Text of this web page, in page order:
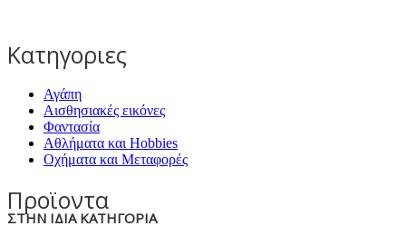
Κατηγοριες
Αγάπη
Αισθησιακές εικόνες
Φαντασία
Αθλήματα και Hobbies
Οχήματα και Μεταφορές
Προϊοντα
ΣΤΗΝ ΙΔΙΑ ΚΑΤΗΓΟΡΙΑ